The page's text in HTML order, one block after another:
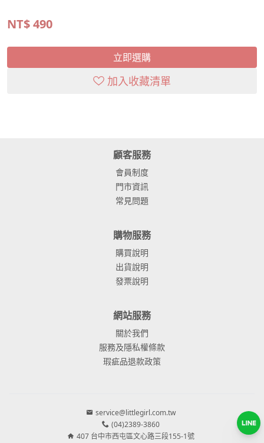
NT$490
立即選購
加入收藏清單
顧客服務
會員制度
門市資訊
常見問題
購物服務
購買說明
出貨說明
發票說明
網站服務
關於我們
服務及隱私權條款
瑕疵品退款政策
service@littlegirl.com.tw
(04)2389-3860
407 台中市西屯區文心路三段155-1號